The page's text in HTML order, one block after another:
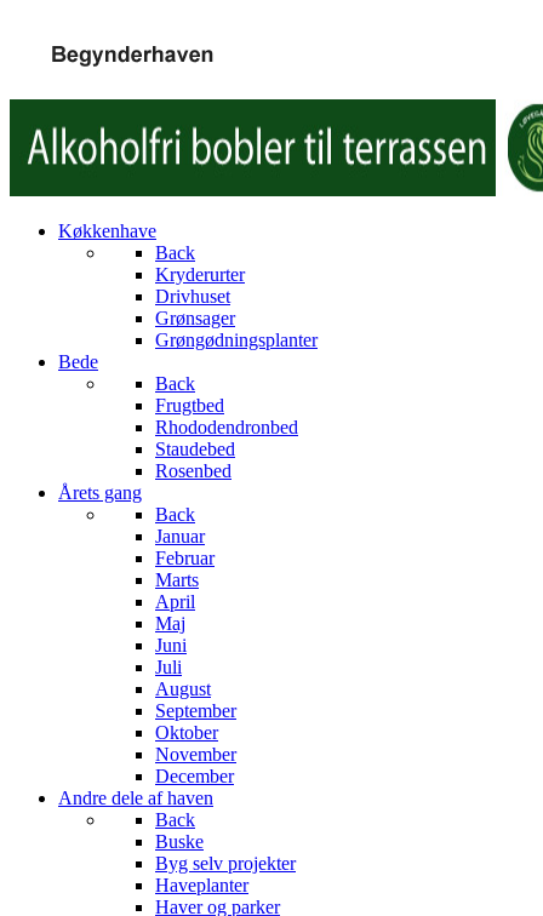
Køkkenhave
Back
Kryderurter
Drivhuset
Grønsager
Grøngødningsplanter
Bede
Back
Frugtbed
Rhododendronbed
Staudebed
Rosenbed
Årets gang
Back
Januar
Februar
Marts
April
Maj
Juni
Juli
August
September
Oktober
November
December
Andre dele af haven
Back
Buske
Byg selv projekter
Haveplanter
Haver og parker